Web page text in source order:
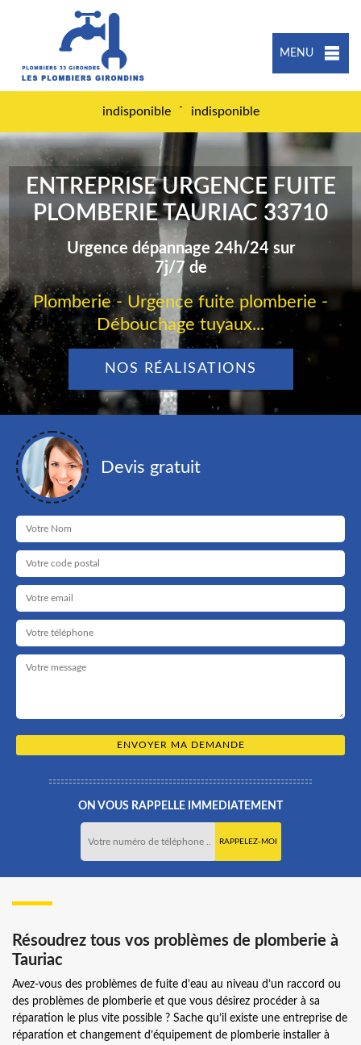
MENU
indisponible - indisponible
ENTREPRISE URGENCE FUITE
PLOMBERIE TAURIAC 33710
Urgence dépannage 24h/24 sur
7j/7 de
Plomberie - Urgence fuite plomberie -
Débouchage tuyaux...
NOS RÉALISATIONS
Devis gratuit
ON VOUS RAPPELLE IMMEDIATEMENT
Résoudrez tous vos problèmes de plomberie à
Tauriac
Avez-vous des problèmes de fuite d’eau au niveau d’un raccord ou
des problèmes de plomberie et que vous désirez procéder à sa
réparation le plus vite possible ? Sache qu’il existe une entreprise de
réparation et changement d’équipement de plomberie installer à